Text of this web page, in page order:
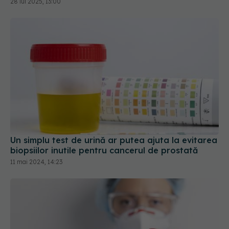
Un simplu test de urină ar putea ajuta la evitarea
biopsiilor inutile pentru cancerul de prostată
11 mai 2024, 14:23